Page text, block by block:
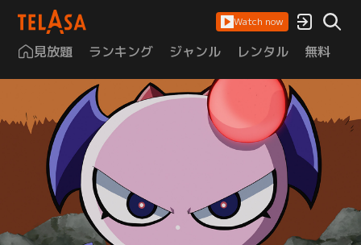
Watch now
見放題 ランキング ジャンル レンタル 無料